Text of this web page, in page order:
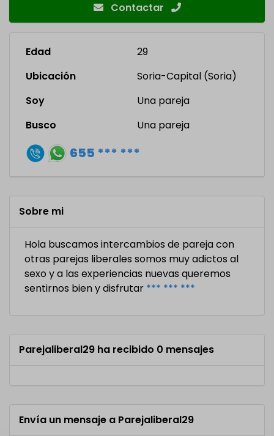
Contactar
Edad
29
Ubicación
Soria-Capital (Soria)
Soy
Una pareja
Busco
Una pareja
655 *** ***
Sobre mi
Hola buscamos intercambios de pareja con
otras parejas liberales somos muy adictos al
sexo y a las experiencias nuevas queremos
sentirnos bien y disfrutar *** *** ***
Parejaliberal29 ha recibido 0 mensajes
Envía un mensaje a Parejaliberal29